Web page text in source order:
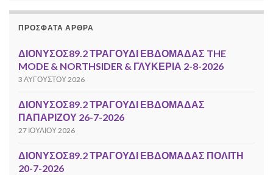
ΠΡΌΣΦΑΤΑ ΆΡΘΡΑ
ΔΙΟΝΥΣΟΣ89.2 ΤΡΑΓΟΥΔΙ ΕΒΔΟΜΑΔΑΣ THE
MODE & NORTHSIDER & ΓΛΥΚΕΡΙΑ 2-8-2026
3 ΑΥΓΟΎΣΤΟΥ 2026
ΔΙΟΝΥΣΟΣ89.2 ΤΡΑΓΟΥΔΙ ΕΒΔΟΜΑΔΑΣ
ΠΑΠΑΡΙΖΟΥ 26-7-2026
27 ΙΟΥΛΊΟΥ 2026
ΔΙΟΝΥΣΟΣ89.2 ΤΡΑΓΟΥΔΙ ΕΒΔΟΜΑΔΑΣ ΠΟΛΙΤΗ
20-7-2026